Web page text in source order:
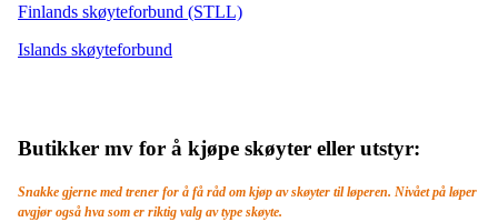
Finlands skøyteforbund (STLL)
Islands skøyteforbund
Butikker mv for å kjøpe skøyter eller utstyr:
Snakke gjerne med trener for å få råd om kjøp av skøyter til løperen. Nivået på løper
avgjør også hva som er riktig valg av type skøyte.